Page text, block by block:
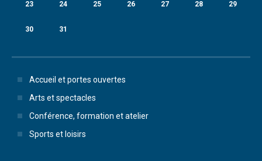
23 24 25 26 27 28 29
30 31
Accueil et portes ouvertes
Arts et spectacles
Conférence, formation et atelier
Sports et loisirs